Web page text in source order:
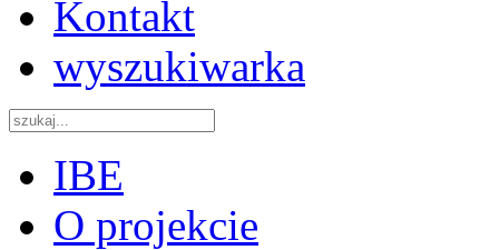
Kontakt
wyszukiwarka
IBE
O projekcie